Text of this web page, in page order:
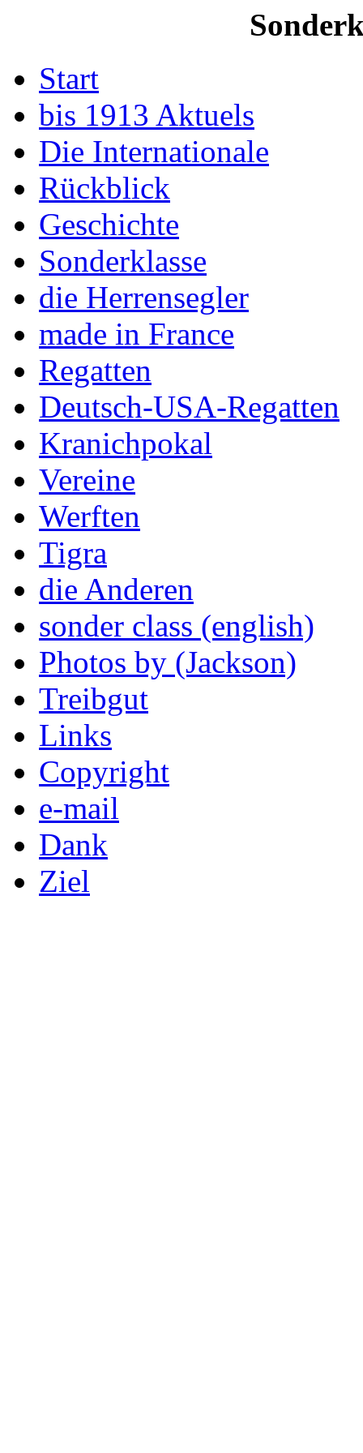
Start
bis 1913 Aktuels
Die Internationale
Rückblick
Geschichte
Sonderklasse
die Herrensegler
made in France
Regatten
Deutsch-USA-Regatten
Kranichpokal
Vereine
Werften
Tigra
die Anderen
sonder class (english)
Photos by (Jackson)
Treibgut
Links
Copyright
e-mail
Dank
Ziel